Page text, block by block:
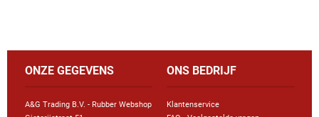
ONZE GEGEVENS
A&G Trading B.V. - Rubber Webshop
ONS BEDRIJF
Klantenservice